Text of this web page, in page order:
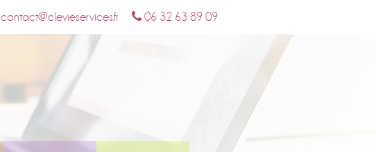
contact@clevieservices.fr 06 32 63 89 09